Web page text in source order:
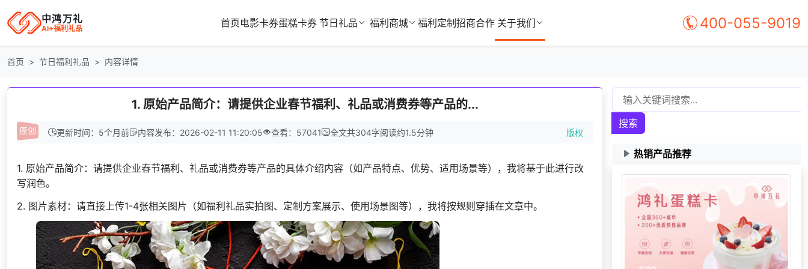
中鸿万礼
AI+福利礼品 首页电影卡券蛋糕卡券 节日礼品 福利商城 福利定制 招商合作 关于我们 400-055-9019
首页 节日福利礼品 内容详情
1. 原始产品简介：请提供企业春节福利、礼品或消费券等产品的...
更新时间：5个月前 内容发布：2026-02-11 11:20:05 查看：57041 全文共304字阅读约1.5分钟 版权
1. 原始产品简介：请提供企业春节福利、礼品或消费券等产品的具体介绍内容（如产品特点、优势、适用场景等），我将基于此进行改
写润色。
2. 图片素材：请直接上传1-4张相关图片（如福利礼品实拍图、定制方案展示、使用场景图等），我将按规则穿插在文章中。
搜索
热销产品推荐
获取礼品商城搭建资